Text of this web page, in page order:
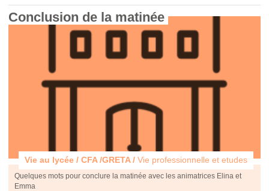
Conclusion de la matinée
Vie au lycée / CFA /GRETA / Vie professionnelle et etudes
Quelques mots pour conclure la matinée avec les animatrices Elina et
Emma